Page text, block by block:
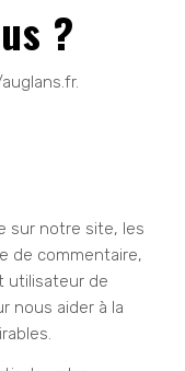
?
sur notre site, les
de commentaire,
utilisateur de
nous aider à la